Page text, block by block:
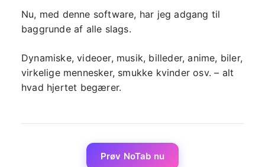
Nu, med denne software, har jeg adgang til
baggrunde af alle slags.
Dynamiske, videoer, musik, billeder, anime, biler,
virkelige mennesker, smukke kvinder osv. – alt
hvad hjertet begærer.
Prøv NoTab nu